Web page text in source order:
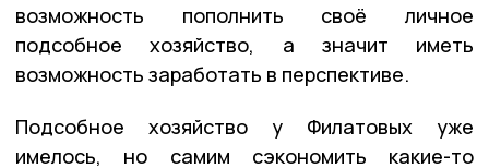
возможность пополнить своё личное
подсобное хозяйство, а значит иметь
возможность заработать в перспективе.
Подсобное хозяйство у Филатовых уже
имелось, но самим сэкономить какие-то